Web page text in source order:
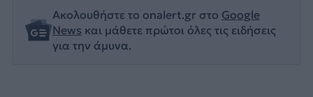
Ακολουθήστε το onalert.gr στο Google
News και μάθετε πρώτοι όλες τις ειδήσεις
για την άμυνα.